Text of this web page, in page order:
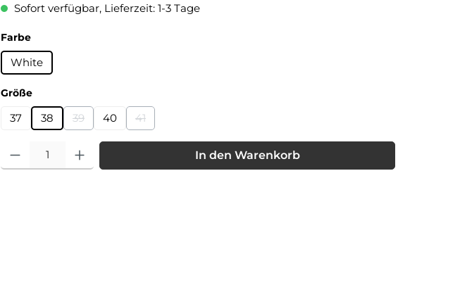
Sofort verfügbar, Lieferzeit: 1-3 Tage
Farbeauswählen
White
Größeauswählen
37 38 39
(Diese Option ist zurzeit nicht verfügbar.)
40 41
(Diese Option ist zurzeit nicht verfügbar.)
Produkt Anzahl: Gib den gewünschten Wert ein oder benutze die Schaltflächen um die
In den Warenkorb